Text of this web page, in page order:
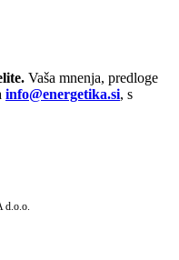
Vaša mnenja, predloge
info@energetika.si, s